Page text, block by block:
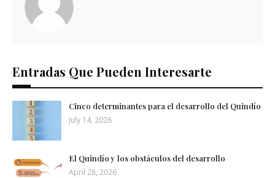
Entradas Que Pueden Interesarte
Cinco determinantes para el desarrollo del Quindío
July 14, 2026
El Quindío y los obstáculos del desarrollo
April 28, 2026